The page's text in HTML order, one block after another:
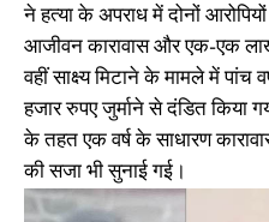
ने हत्या के अपराध में दोनों
आजीवन कारावास और एक-एक
वहीं साक्ष्य मिटाने के मामले में पांच
हजार रुपए जुर्माने से दंडित किया
के तहत एक वर्ष के साधारण
की सजा भी सुनाई गई।